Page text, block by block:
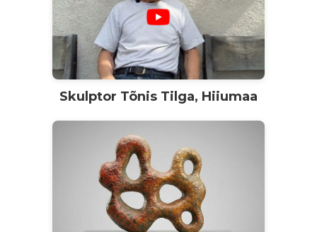
Skulptor Tõnis Tilga, Hiiumaa